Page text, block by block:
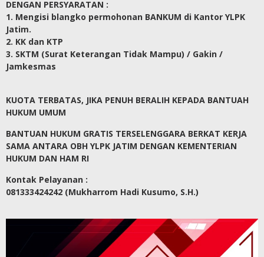
DENGAN PERSYARATAN :
1. Mengisi blangko permohonan BANKUM di Kantor YLPK
Jatim.
2. KK dan KTP
3. SKTM (Surat Keterangan Tidak Mampu) / Gakin /
Jamkesmas
KUOTA TERBATAS, JIKA PENUH BERALIH KEPADA BANTUAH
HUKUM UMUM
BANTUAN HUKUM GRATIS TERSELENGGARA BERKAT KERJA
SAMA ANTARA OBH YLPK JATIM DENGAN KEMENTERIAN
HUKUM DAN HAM RI
Kontak Pelayanan :
081333424242 (Mukharrom Hadi Kusumo, S.H.)